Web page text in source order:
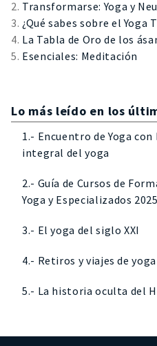
Transformarse: Yoga y
¿Qué sabes sobre el Yoga
La Tabla de Oro de los
Esenciales: Meditación
Lo más leído en los
1.- Encuentro de Yoga
integral del yoga
2.- Guía de Cursos de
Yoga y Especializados 2025
3.- El yoga del siglo XXI
4.- Retiros y viajes de
5.- La historia oculta del